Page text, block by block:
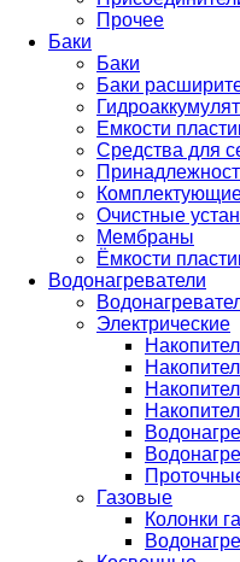
Прочее
Баки
Баки
Баки
Емкости
Средства для
Очистные
Мембраны
Ёмкости
Водонагреватели
Электрические
Газовые
Колонки